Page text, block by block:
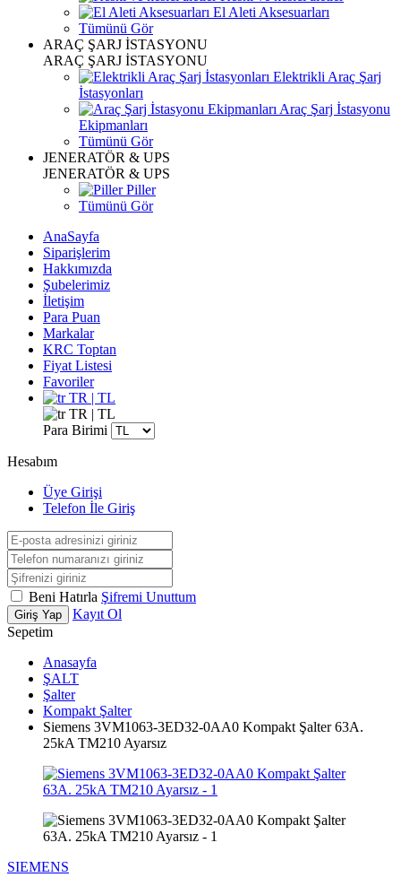
El Aleti Aksesuarları
Tümünü Gör
ARAÇ ŞARJ İSTASYONU
ARAÇ ŞARJ İSTASYONU
Elektrikli Araç Şarj
İstasyonları
Araç Şarj İstasyonu
Ekipmanları
Tümünü Gör
JENERATÖR & UPS
JENERATÖR & UPS
Piller
Tümünü Gör
AnaSayfa
Siparişlerim
Hakkımızda
Şubelerimiz
İletişim
Para Puan
Markalar
KRC Toptan
Fiyat Listesi
Favoriler
TR | TL
TR | TL
Para Birimi
Hesabım
Üye Girişi
Telefon İle Giriş
Beni Hatırla Şifremi Unuttum
Giriş Yap
Kayıt Ol
Sepetim
Anasayfa
ŞALT
Şalter
Kompakt Şalter
Siemens 3VM1063-3ED32-0AA0 Kompakt Şalter 63A.
25kA TM210 Ayarsız
SIEMENS